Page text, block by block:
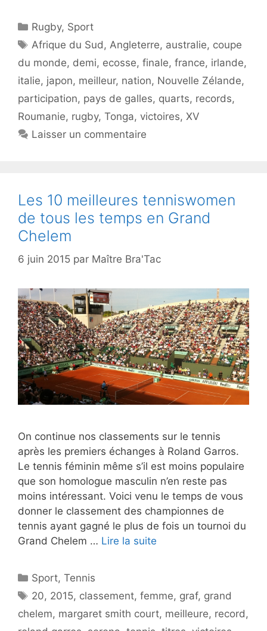
Catégories
Rugby, Sport
Étiquettes
Afrique du Sud,Angleterre, australie, coupe
du monde, demi, ecosse, finale, france, irlande,
italie, japon, meilleur, nation, Nouvelle Zélande,
participation, pays de galles, quarts, records,
Roumanie, rugby, Tonga, victoires, XV
Laisser un commentaire
Les 10 meilleures tenniswomen
de tous les temps en Grand
Chelem
6 juin 2015 par Maître Bra'Tac
On continue nos classements sur le tennis
après les premiers échanges à Roland Garros.
Le tennis féminin même s’il est moins populaire
que son homologue masculin n’en reste pas
moins intéressant. Voici venu le temps de vous
donner le classement des championnes de
tennis ayant gagné le plus de fois un tournoi du
Grand Chelem … Lire la suite
Catégories
Sport,Tennis
Étiquettes
20, 2015, classement,femme, graf, grand
chelem, margaret smith court, meilleure, record ,